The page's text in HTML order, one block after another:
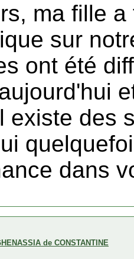
ma fille
sur
ont été
existe des
dans
de CONSTANTINE